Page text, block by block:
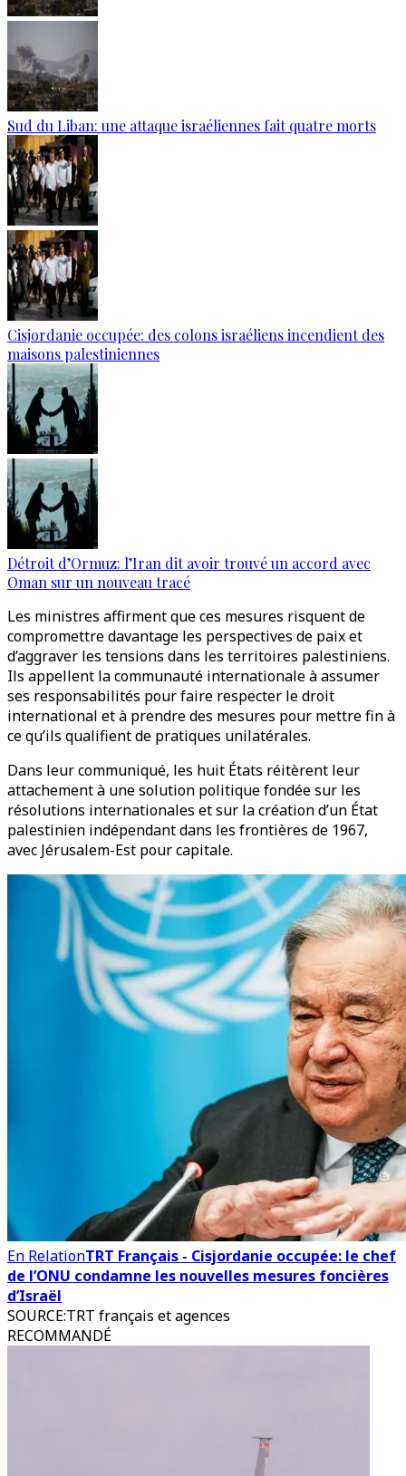
Sud du Liban: une attaque israéliennes fait quatre morts
Cisjordanie occupée: des colons israéliens incendient des
maisons palestiniennes
Détroit d’Ormuz: l’Iran dit avoir trouvé un accord avec
Oman sur un nouveau tracé
Les ministres affirment que ces mesures risquent de
compromettre davantage les perspectives de paix et
d’aggraver les tensions dans les territoires palestiniens.
Ils appellent la communauté internationale à assumer
ses responsabilités pour faire respecter le droit
international et à prendre des mesures pour mettre fin à
ce qu’ils qualifient de pratiques unilatérales.
Dans leur communiqué, les huit États réitèrent leur
attachement à une solution politique fondée sur les
résolutions internationales et sur la création d’un État
palestinien indépendant dans les frontières de 1967,
avec Jérusalem-Est pour capitale.
En RelationTRT Français - Cisjordanie occupée: le chef
de l’ONU condamne les nouvelles mesures foncières
d’Israël
SOURCE:TRT français et agences
RECOMMANDÉ